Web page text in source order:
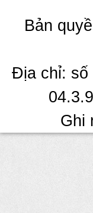
Bản
Địa chỉ: số
Ghi